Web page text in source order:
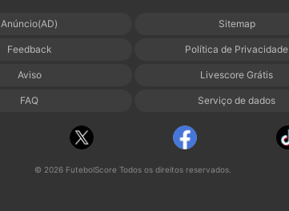
Anúncio(AD) Sitemap
Feedback Política de Privacidade
Aviso Livescore Grátis
FAQ Serviço de dados
© 2026 FutebolScore Todos os direitos reservados.